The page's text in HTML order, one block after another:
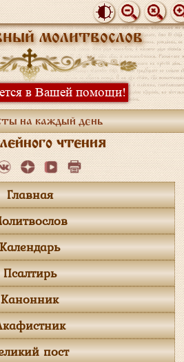
молитвослов
в Вашей помощи!
на каждый день
чтения
Главная
Календарь
Псалтирь
Канонник
пост